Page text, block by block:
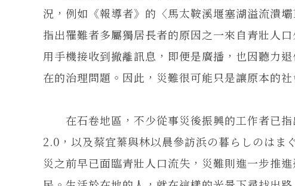
況，例如《報導者》的〈馬太鞍溪堰塞湖溢流潰
指出罹難者多屬獨居長者的原因之一來自青壯人
用手機接收到撤離訊息，即便是廣播，也因聽力
在的治理問題。因此，災難很可能只是讓原本的
在石卷地區，不少從事災後振興的工作者已指
2.0，以及蔡宜蓁與林以晨參訪浜の暮らしのはま
災之前早已面臨青壯人口流失，災難則進一步推